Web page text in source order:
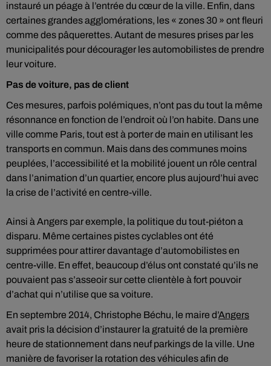
instauré un péage à l’entrée du cœur de la ville. Enfin, dans
certaines grandes agglomérations, les « zones 30 » ont fleuri
comme des pâquerettes. Autant de mesures prises par les
municipalités pour décourager les automobilistes de prendre
leur voiture.
Pas de voiture, pas de client
Ces mesures, parfois polémiques, n’ont pas du tout la même
résonnance en fonction de l’endroit où l’on habite. Dans une
ville comme Paris, tout est à porter de main en utilisant les
transports en commun. Mais dans des communes moins
peuplées, l’accessibilité et la mobilité jouent un rôle central
dans l’animation d’un quartier, encore plus aujourd’hui avec
la crise de l’activité en centre-ville.
Ainsi à Angers par exemple, la politique du tout-piéton a
disparu. Même certaines pistes cyclables ont été
supprimées pour attirer davantage d’automobilistes en
centre-ville. En effet, beaucoup d’élus ont constaté qu’ils ne
pouvaient pas s’asseoir sur cette clientèle à fort pouvoir
d’achat qui n’utilise que sa voiture.
En septembre 2014, Christophe Béchu, le maire d’Angers
avait pris la décision d’instaurer la gratuité de la première
heure de stationnement dans neuf parkings de la ville. Une
manière de favoriser la rotation des véhicules afin de